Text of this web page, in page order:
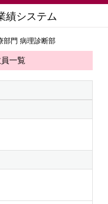
績システム
部門 病理診断部
一覧